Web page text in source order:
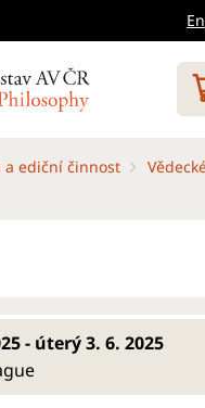
a ediční činnost
- úterý 3. 6. 2025